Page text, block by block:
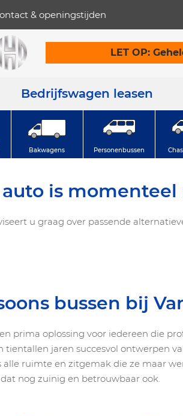
& openingstijden
LET OP:
Bedrijfswagen leasen
Bakwagens Personenbussen
is momenteel
u graag over passende
bussen bij
prima oplossing voor iedereen die
jaren succesvol ontwerpen
alle ruimte en zitgemak die ze maar
nog zuinig en betrouwbaar ook.